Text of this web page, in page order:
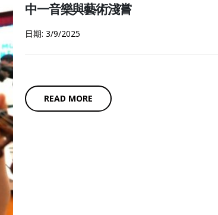
中一音樂與藝術淺嘗
日期: 3/9/2025
READ MORE